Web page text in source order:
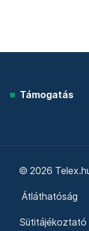
Támogatás
© 2026
Átláthatóság
Sütitájékoztató